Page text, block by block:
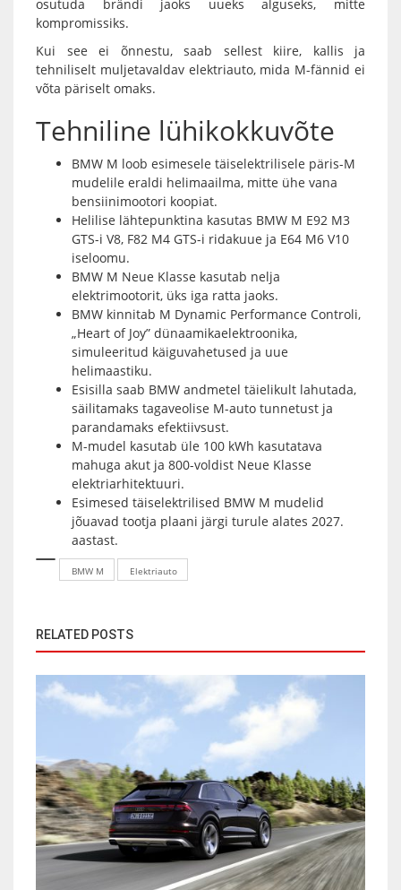
osutuda brändi jaoks uueks alguseks, mitte
kompromissiks.
Kui see ei õnnestu, saab sellest kiire, kallis ja
tehniliselt muljetavaldav elektriauto, mida M-fännid ei
võta päriselt omaks.
Tehniline lühikokkuvõte
BMW M loob esimesele täiselektrilisele päris-M
mudelile eraldi helimaailma, mitte ühe vana
bensiinimootori koopiat.
Helilise lähtepunktina kasutas BMW M E92 M3
GTS-i V8, F82 M4 GTS-i ridakuue ja E64 M6 V10
iseloomu.
BMW M Neue Klasse kasutab nelja
elektrimootorit, üks iga ratta jaoks.
BMW kinnitab M Dynamic Performance Controli,
„Heart of Joy” dünaamikaelektroonika,
simuleeritud käiguvahetused ja uue
helimaastiku.
Esisilla saab BMW andmetel täielikult lahutada,
säilitamaks tagaveolise M-auto tunnetust ja
parandamaks efektiivsust.
M-mudel kasutab üle 100 kWh kasutatava
mahuga akut ja 800-voldist Neue Klasse
elektriarhitektuuri.
Esimesed täiselektrilised BMW M mudelid
jõuavad tootja plaani järgi turule alates 2027.
aastast.
BMW M Elektriauto
RELATED POSTS